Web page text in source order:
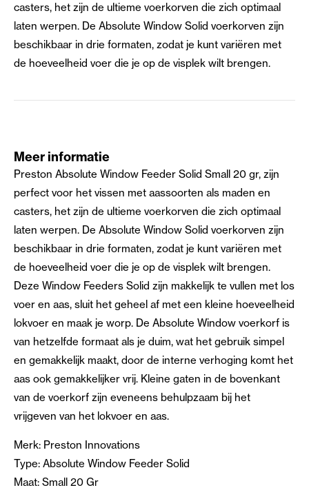
casters, het zijn de ultieme voerkorven die zich optimaal
laten werpen. De Absolute Window Solid voerkorven zijn
beschikbaar in drie formaten, zodat je kunt variëren met
de hoeveelheid voer die je op de visplek wilt brengen.
Meer informatie
Preston Absolute Window Feeder Solid Small 20 gr, zijn
perfect voor het vissen met aassoorten als maden en
casters, het zijn de ultieme voerkorven die zich optimaal
laten werpen. De Absolute Window Solid voerkorven zijn
beschikbaar in drie formaten, zodat je kunt variëren met
de hoeveelheid voer die je op de visplek wilt brengen.
Deze Window Feeders Solid zijn makkelijk te vullen met los
voer en aas, sluit het geheel af met een kleine hoeveelheid
lokvoer en maak je worp. De Absolute Window voerkorf is
van hetzelfde formaat als je duim, wat het gebruik simpel
en gemakkelijk maakt, door de interne verhoging komt het
aas ook gemakkelijker vrij. Kleine gaten in de bovenkant
van de voerkorf zijn eveneens behulpzaam bij het
vrijgeven van het lokvoer en aas.
Merk: Preston Innovations
Type: Absolute Window Feeder Solid
Maat: Small 20 Gr